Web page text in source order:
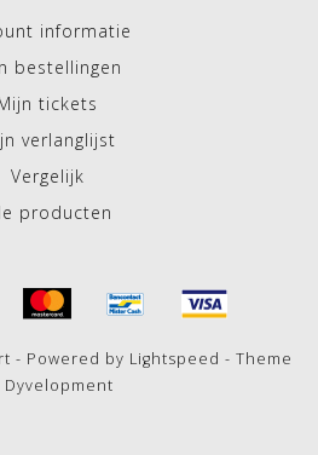
informatie
bestellingen
tickets
verlanglijst
Vergelijk
producten
- Powered by Lightspeed - Theme
Dyvelopment